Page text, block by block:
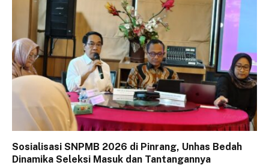
Sosialisasi SNPMB 2026 di Pinrang, Unhas Bedah
Dinamika Seleksi Masuk dan Tantangannya